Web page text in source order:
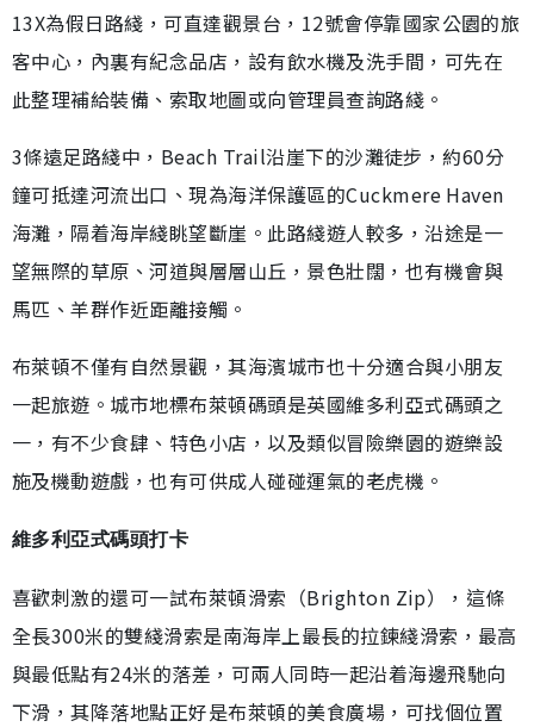
13X為假日路綫，可直達觀景台，12號會停靠國家公園的旅
客中心，內裏有紀念品店，設有飲水機及洗手間，可先在
此整理補給裝備、索取地圖或向管理員查詢路綫。
3條遠足路綫中，Beach Trail沿崖下的沙灘徒步，約60分
鐘可抵達河流出口、現為海洋保護區的Cuckmere Haven
海灘，隔着海岸綫眺望斷崖。此路綫遊人較多，沿途是一
望無際的草原、河道與層層山丘，景色壯闊，也有機會與
馬匹、羊群作近距離接觸。
布萊頓不僅有自然景觀，其海濱城市也十分適合與小朋友
一起旅遊。城市地標布萊頓碼頭是英國維多利亞式碼頭之
一，有不少食肆、特色小店，以及類似冒險樂園的遊樂設
施及機動遊戲，也有可供成人碰碰運氣的老虎機。
維多利亞式碼頭打卡
喜歡刺激的還可一試布萊頓滑索（Brighton Zip），這條
全長300米的雙綫滑索是南海岸上最長的拉鍊綫滑索，最高
與最低點有24米的落差，可兩人同時一起沿着海邊飛馳向
下滑，其降落地點正好是布萊頓的美食廣場，可找個位置